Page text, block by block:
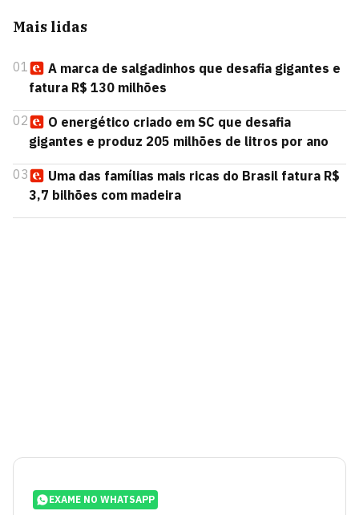
Mais lidas
01
A marca de salgadinhos que desafia gigantes e
fatura R$ 130 milhões
02
O energético criado em SC que desafia
gigantes e produz 205 milhões de litros por ano
03
Uma das famílias mais ricas do Brasil fatura R$
3,7 bilhões com madeira
EXAME NO WHATSAPP